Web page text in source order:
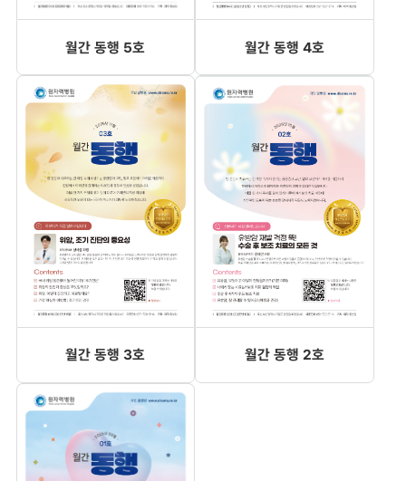
월간 동행 5호 월간 동행 4호
월간 동행 3호 월간 동행 2호